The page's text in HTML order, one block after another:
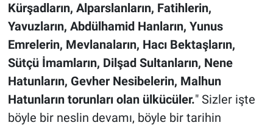
Kürşadların, Alparslanların, Fatihlerin,
Yavuzların, Abdülhamid Hanların, Yunus
Emrelerin, Mevlanaların, Hacı Bektaşların,
Sütçü İmamların, Dilşad Sultanların, Nene
Hatunların, Gevher Nesibelerin, Malhun
Hatunların torunları olan ülkücüler." Sizler işte
böyle bir neslin devamı, böyle bir tarihin